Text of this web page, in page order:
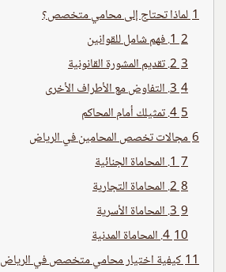
1لماذا تحتاج إلى محامي متخصص؟
21. فهم شامل للقوانين
32. تقديم المشورة القانونية
43. التفاوض مع الأطراف الأخرى
54. تمثيلك أمام المحاكم
6مجالات تخصص المحامين في الرياض
71. المحاماة الجنائية
82. المحاماة التجارية
93. المحاماة الأسرية
104. المحاماة المدنية
11كيفية اختيار محامي متخصص في الرياض